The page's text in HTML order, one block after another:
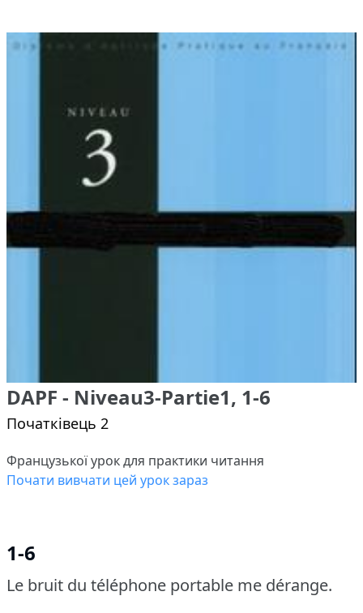
DAPF - Niveau3-Partie1, 1-6
Початківець 2
Французької урок для практики читання
Почати вивчати цей урок зараз
1-6
Le bruit du téléphone portable me dérange.